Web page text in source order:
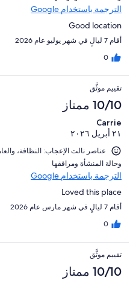
الترجمة باستخدام Google
Good location
أقام 7 ليالٍ في شهر يوليو عام 2026
0
تقييم موثَّق
10/10 ممتاز
Carrie
٢١ أبريل ٢٠٢٦
و⁦حالة المنشأة ومرافقها⁩
الترجمة باستخدام Google
Loved this place
أقام 7 ليالٍ في شهر مارس عام 2026
0
تقييم موثَّق
10/10 ممتاز